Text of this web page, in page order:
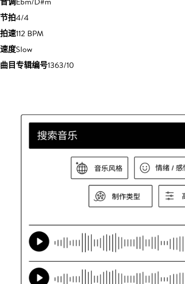
节拍4/4
拍速112 BPM
速度Slow
曲目专辑编号1363/10